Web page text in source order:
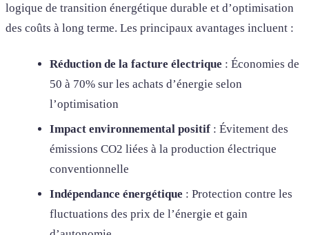
logique de transition énergétique durable et d’optimisation
des coûts à long terme. Les principaux avantages incluent :
Réduction de la facture électrique : Économies de
50 à 70% sur les achats d’énergie selon
l’optimisation
Impact environnemental positif: Évitement des
émissions CO2 liées à la production électrique
conventionnelle
Indépendance énergétique : Protection contre les
fluctuations des prix de l’énergie et gain